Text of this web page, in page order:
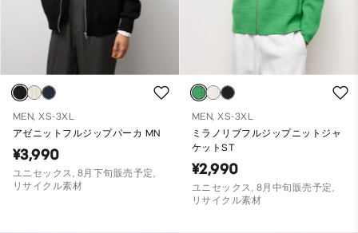
MEN, XS-3XL
アゼニットフルジップパーカ MN
¥3,990
ユニセックス, 8月下旬販売予定,
リサイクル素材
MEN, XS-3XL
ミラノリブフルジップニットジャ
ケットST
¥2,990
ユニセックス, 8月中旬販売予定,
リサイクル素材